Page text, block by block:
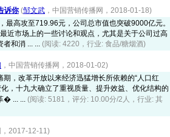
诉你 (邹文武 ，中国营销传播网，2018-01-18)
高攻至719.96元，公司总市值也突破9000亿元。
近市场上的一些讨论和观点，尤其是关于公司过高
者和消 ... ... (阅读: 4220，行业: 食品/糖烟酒)
，中国营销传播网，2018-01-02)
，改革开放以来经济迅猛增长所依赖的“人口红
，十九大确立了重视质量、提升效益、优化结构的
� ... ... (阅读: 5181，评分: 10.00分/2人，行业: 其
，2017-12-11)